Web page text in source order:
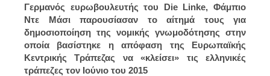
Γερμανός ευρωβουλευτής του Die Linke, Φάμπιο
Ντε Μάσι παρουσίασαν το αίτημά τους για
δημοσιοποίηση της νομικής γνωμοδότησης στην
οποία βασίστηκε η απόφαση της Ευρωπαϊκής
Κεντρικής Τράπεζας να «κλείσει» τις ελληνικές
τράπεζες τον Ιούνιο του 2015